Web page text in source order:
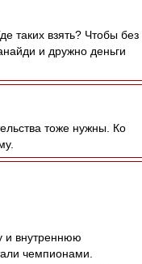
таких взять? Чтобы без
и дружно деньги
тоже нужны. Ко
и внутреннюю
чемпионами.